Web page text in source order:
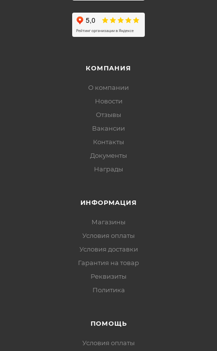
КОМПАНИЯ
О компании
Новости
Отзывы
Вакансии
Контакты
Документы
Награды
ИНФОРМАЦИЯ
Магазины
Условия оплаты
Условия доставки
Гарантия на товар
Реквизиты
Политика
ПОМОЩЬ
Условия оплаты